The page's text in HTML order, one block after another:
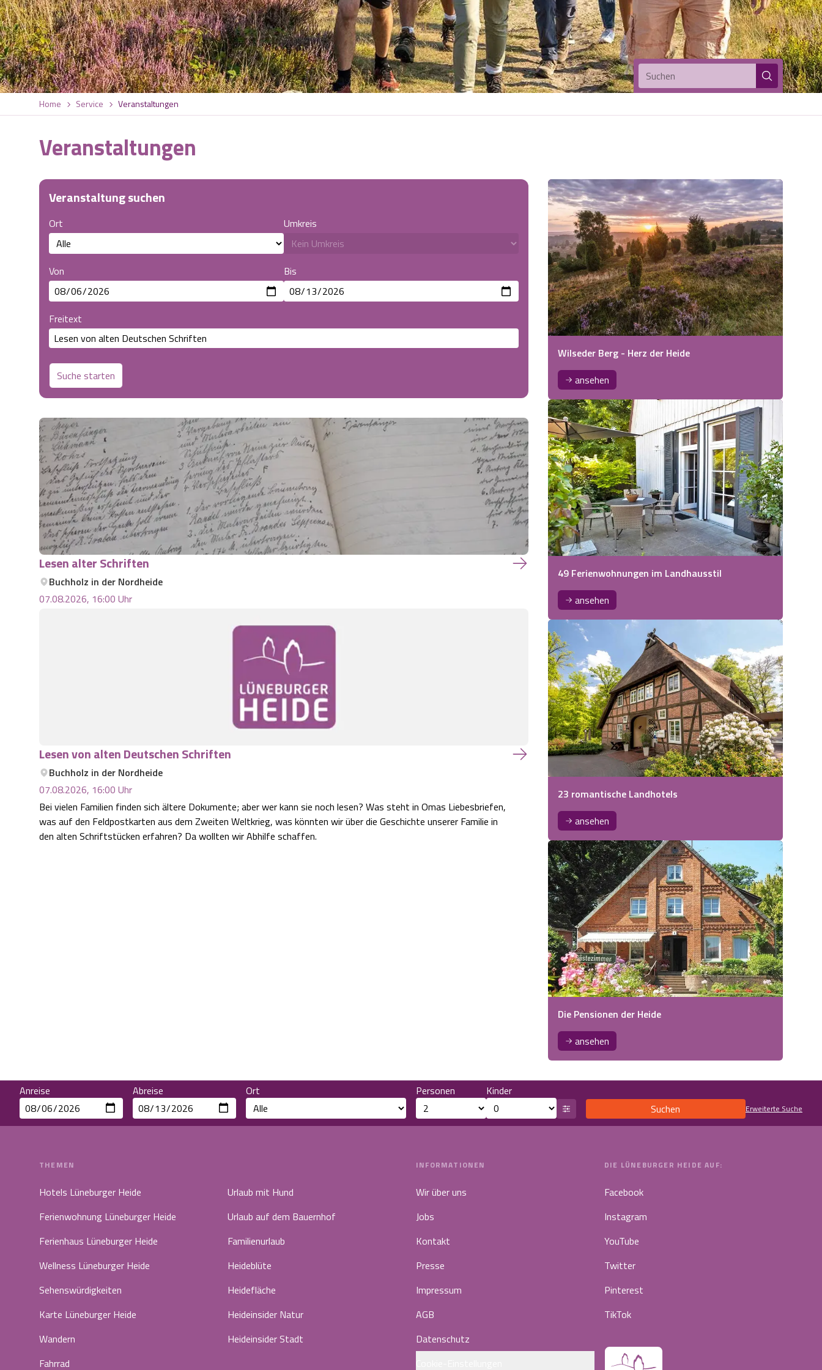
Suchen
Home Service Veranstaltungen
Veranstaltungen
Veranstaltung suchen
Ort Umkreis
Von Bis
Freitext
Suche starten
Lesen alter Schriften
Buchholz in der Nordheide
07.08.2026, 16:00 Uhr
Lesen von alten Deutschen Schriften
Buchholz in der Nordheide
07.08.2026, 16:00 Uhr
Bei vielen Familien finden sich ältere Dokumente; aber wer kann sie noch lesen? Was steht in Omas Liebesbriefen,
was auf den Feldpostkarten aus dem Zweiten Weltkrieg, was könnten wir über die Geschichte unserer Familie in
den alten Schriftstücken erfahren? Da wollten wir Abhilfe schaffen.
Wilseder Berg - Herz der Heide
ansehen
49 Ferienwohnungen im Landhausstil
ansehen
23 romantische Landhotels
ansehen
Die Pensionen der Heide
ansehen
Anreise Abreise Ort Personen
Kinder
Suchen
Erweiterte Suche
THEMEN
Hotels Lüneburger Heide
Ferienwohnung Lüneburger Heide
Ferienhaus Lüneburger Heide
Wellness Lüneburger Heide
Sehenswürdigkeiten
Karte Lüneburger Heide
Wandern
Fahrrad
Urlaub mit Hund
Urlaub auf dem Bauernhof
Familienurlaub
Heideblüte
Heidefläche
Heideinsider Natur
Heideinsider Stadt
INFORMATIONEN
Wir über uns
Jobs
Kontakt
Presse
Impressum
AGB
Datenschutz
DIE LÜNEBURGER HEIDE AUF:
Facebook
Instagram
YouTube
Twitter
Pinterest
TikTok